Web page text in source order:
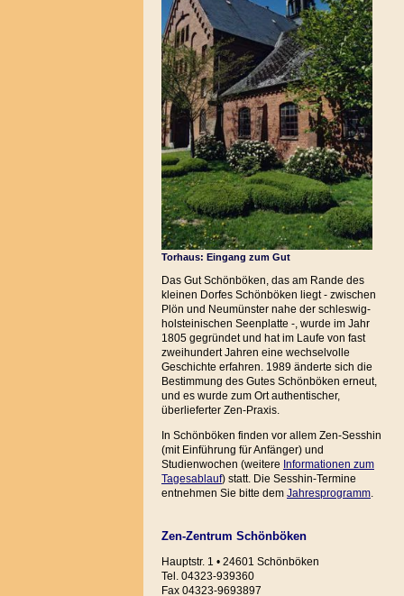
Torhaus: Eingang zum Gut
Das Gut Schönböken, das am Rande des
kleinen Dorfes Schönböken liegt - zwischen
Plön und Neumünster nahe der schleswig-
holsteinischen Seenplatte -, wurde im Jahr
1805 gegründet und hat im Laufe von fast
zweihundert Jahren eine wechselvolle
Geschichte erfahren. 1989 änderte sich die
Bestimmung des Gutes Schönböken erneut,
und es wurde zum Ort authentischer,
überlieferter Zen-Praxis.
In Schönböken finden vor allem Zen-Sesshin
(mit Einführung für Anfänger) und
Studienwochen (weitere Informationen zum
Tagesablauf) statt. Die Sesshin-Termine
entnehmen Sie bitte dem Jahresprogramm.
Zen-Zentrum Schönböken
Hauptstr. 1 • 24601 Schönböken
Tel. 04323-939360
Fax 04323-9693897